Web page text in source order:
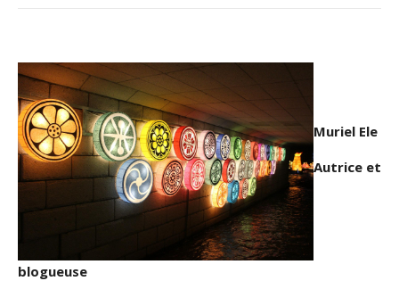
Muriel Ele
Autrice et
blogueuse